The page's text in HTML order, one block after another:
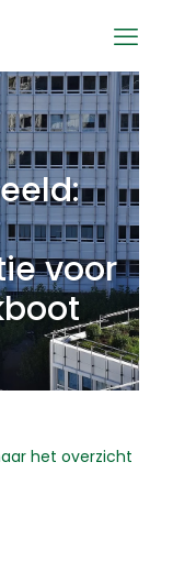
voor
het overzicht